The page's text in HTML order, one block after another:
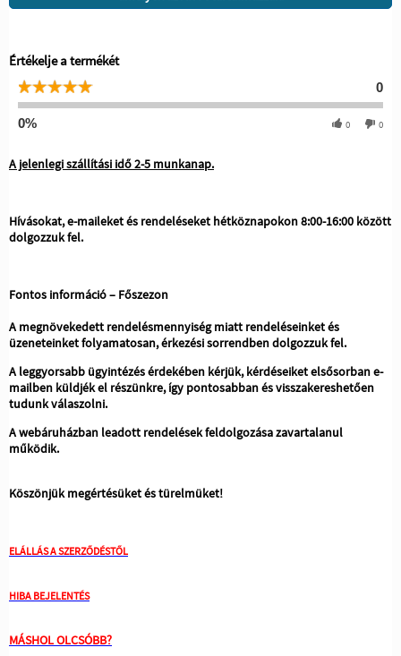
Értékelje a termékét
0
0% 0 0
A jelenlegi szállítási idő 2-5 munkanap.
Hívásokat, e-maileket és rendeléseket hétköznapokon 8:00-16:00 között
dolgozzuk fel.
Fontos információ – Főszezon
A megnövekedett rendelésmennyiség miatt rendeléseinket és
üzeneteinket folyamatosan, érkezési sorrendben dolgozzuk fel.
A leggyorsabb ügyintézés érdekében kérjük, kérdéseiket elsősorban e-
mailben küldjék el részünkre, így pontosabban és visszakereshetően
tudunk válaszolni.
A webáruházban leadott rendelések feldolgozása zavartalanul
működik.
Köszönjük megértésüket és türelmüket!
ELÁLLÁS A SZERZŐDÉSTŐL
HIBA BEJELENTÉS
MÁSHOL OLCSÓBB?